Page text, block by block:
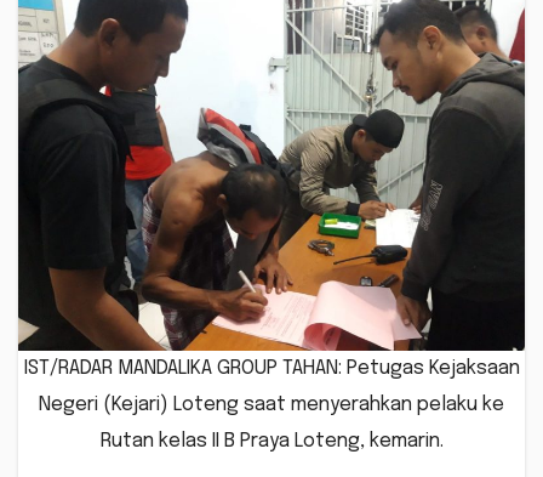
IST/RADAR MANDALIKA GROUP TAHAN: Petugas Kejaksaan
Negeri (Kejari) Loteng saat menyerahkan pelaku ke
Rutan kelas II B Praya Loteng, kemarin.